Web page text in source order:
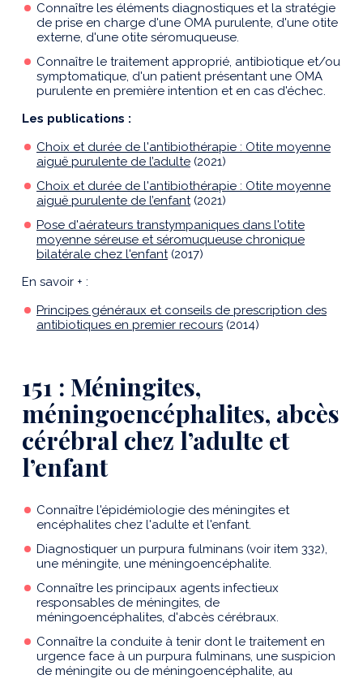
Connaître les éléments diagnostiques et la stratégie
de prise en charge d'une OMA purulente, d'une otite
externe, d'une otite séromuqueuse.
Connaître le traitement approprié, antibiotique et/ou
symptomatique, d'un patient présentant une OMA
purulente en première intention et en cas d'échec.
Les publications :
Choix et durée de l'antibiothérapie : Otite moyenne
aiguë purulente de l’adulte (2021)
Choix et durée de l'antibiothérapie : Otite moyenne
aiguë purulente de l’enfant(2021)
Pose d'aérateurs transtympaniques dans l'otite
moyenne séreuse et séromuqueuse chronique
bilatérale chez l'enfant(2017)
En savoir + :
Principes généraux et conseils de prescription des
antibiotiques en premier recours (2014)
151 : Méningites,
méningoencéphalites, abcès
cérébral chez l’adulte et
l’enfant
Connaître l'épidémiologie des méningites et
encéphalites chez l'adulte et l'enfant.
Diagnostiquer un purpura fulminans (voir item 332),
une méningite, une méningoencéphalite.
Connaître les principaux agents infectieux
responsables de méningites, de
méningoencéphalites, d'abcès cérébraux.
Connaître la conduite à tenir dont le traitement en
urgence face à un purpura fulminans, une suspicion
de méningite ou de méningoencéphalite, au